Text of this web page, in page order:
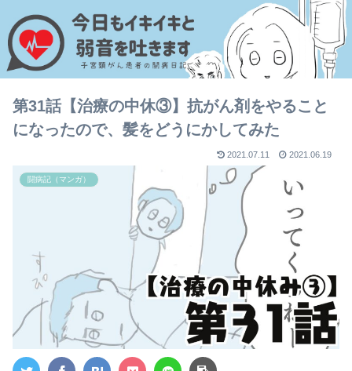
第31話【治療の中休③】抗がん剤をやること
になったので、髪をどうにかしてみた
2021.07.11 2021.06.19
闘病記（マンガ）